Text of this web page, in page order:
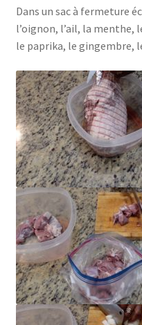
Dans un sac à fermeture
l’oignon, l’ail, la menthe,
le paprika, le gingembre,